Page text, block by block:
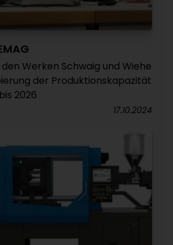
Werken Schwaig und Wiehe
der Produktionskapazität
2026
17.10.2024